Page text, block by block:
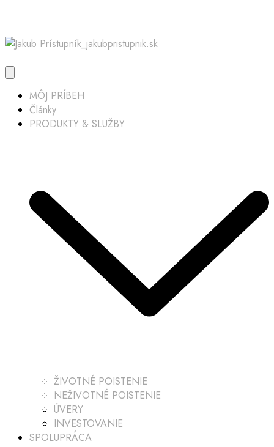
MÔJ PRÍBEH
Články
PRODUKTY & SLUŽBY
ŽIVOTNÉ POISTENIE
NEŽIVOTNÉ POISTENIE
ÚVERY
INVESTOVANIE
SPOLUPRÁCA